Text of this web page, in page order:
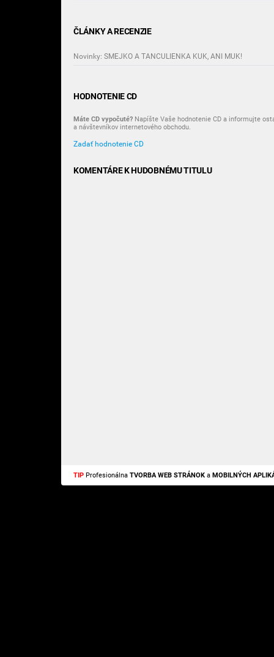
ČLÁNKY A RECENZIE
Novinky: SMEJKO A TANCULIENKA KUK, ANI MUK!
HODNOTENIE CD
Máte CD vypočuté? Napíšte Vaše hodnotenie CD a informujte
a návštevníkov internetového obchodu.
Zadať hodnotenie CD
KOMENTÁRE K HUDOBNÉMU TITULU
TIP Profesionálna TVORBA WEB STRÁNOK a MOBILNÝCH